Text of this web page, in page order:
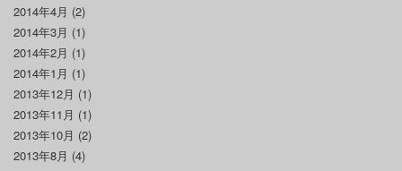
2014年4月 (2)
2014年3月 (1)
2014年2月 (1)
2014年1月 (1)
2013年12月 (1)
2013年11月 (1)
2013年10月 (2)
2013年8月 (4)